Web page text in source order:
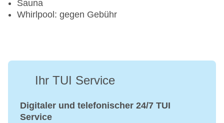
Sauna
Whirlpool: gegen Gebühr
Ihr TUI Service
Digitaler und telefonischer 24/7 TUI
Service